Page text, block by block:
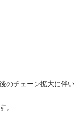
のチェーン拡大に伴い
。